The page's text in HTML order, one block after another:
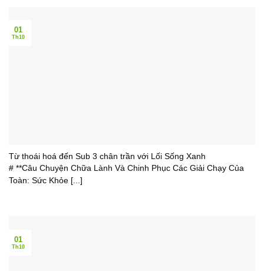
Từ thoái hoá đến Sub 3 chân trần với Lối Sống Xanh
# **Câu Chuyện Chữa Lành Và Chinh Phục Các Giải Chạy Của
Toàn: Sức Khỏe [...]
01
Th10
01
Th10